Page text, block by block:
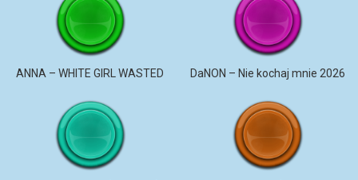
ANNA – WHITE GIRL WASTED DaNON – Nie kochaj mnie 2026